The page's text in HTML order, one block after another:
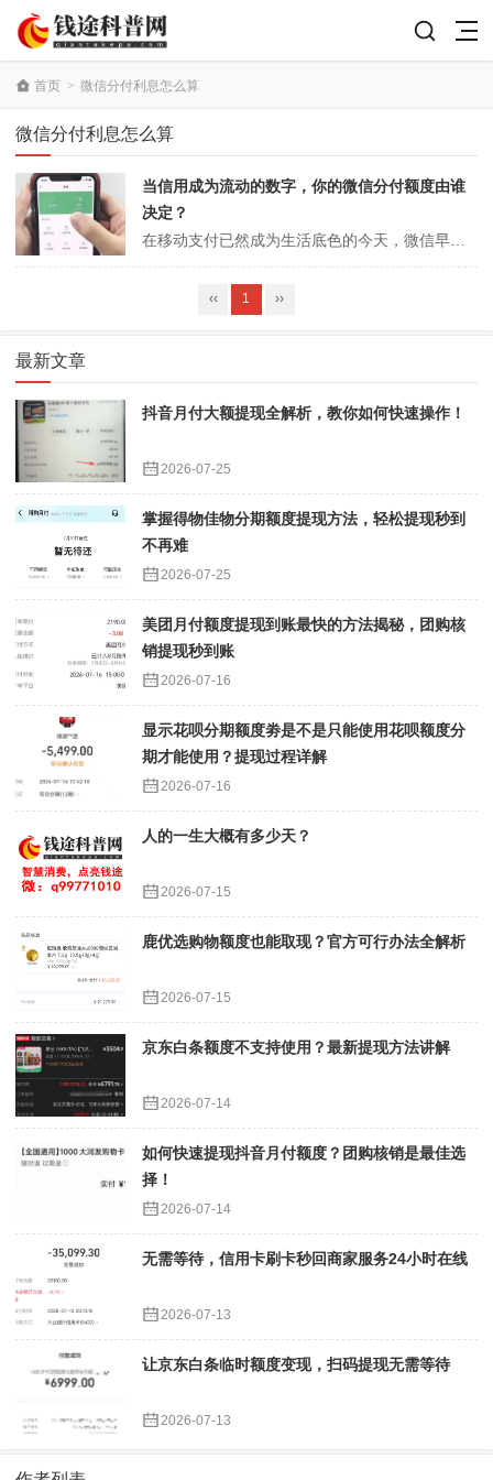
首页 > 微信分付利息怎么算
微信分付利息怎么算
当信用成为流动的数字，你的微信分付额度由谁
决定？
‹‹ 1 ››
最新文章
抖音月付大额提现全解析，教你如何快速操作！
2026-07-25
掌握得物佳物分期额度提现方法，轻松提现秒到
不再难
2026-07-25
美团月付额度提现到账最快的方法揭秘，团购核
销提现秒到账
2026-07-16
显示花呗分期额度劵是不是只能使用花呗额度分
期才能使用？提现过程详解
2026-07-16
人的一生大概有多少天？
2026-07-15
鹿优选购物额度也能取现？官方可行办法全解析
2026-07-15
京东白条额度不支持使用？最新提现方法讲解
2026-07-14
如何快速提现抖音月付额度？团购核销是最佳选
择！
2026-07-14
无需等待，信用卡刷卡秒回商家服务24小时在线
2026-07-13
让京东白条临时额度变现，扫码提现无需等待
2026-07-13